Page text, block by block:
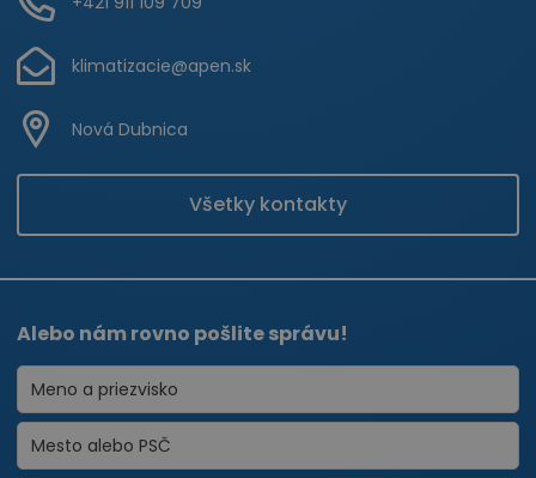
klimatizacie@apen.sk
Nová Dubnica
Všetky kontakty
Alebo nám rovno pošlite správu!